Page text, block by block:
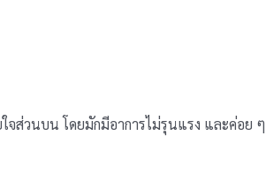
จส่วนบน โดยมักมีอาการไม่รุนแรง และค่อย ๆ